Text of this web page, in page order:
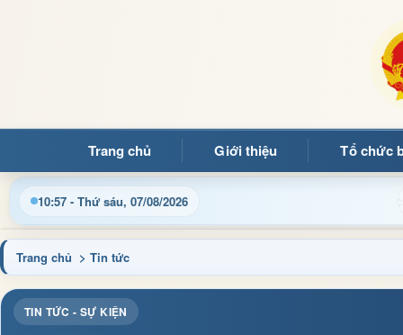
Trang chủ Giới thiệu Tổ chức
10:57 - Thứ sáu, 07/08/2026
thủ tục hành chính và tin tức địa phương nhanh chóng,
Trang chủ > Tin tức
TIN TỨC - SỰ KIỆN